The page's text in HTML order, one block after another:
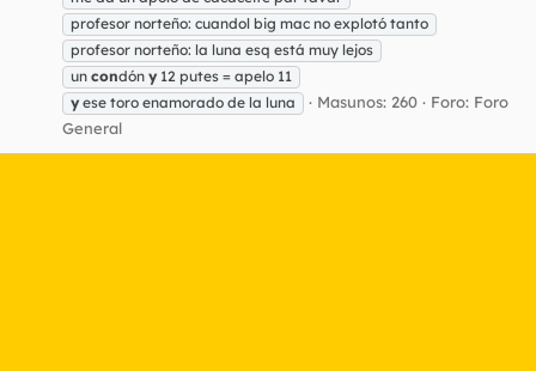
profesor norteño: cuandol big mac no explotó tanto
profesor norteño: la luna esq está muy lejos
un condón y 12 putes = apelo 11
y ese toro enamorado de la luna Masunos: 260 Foro: Foro
General